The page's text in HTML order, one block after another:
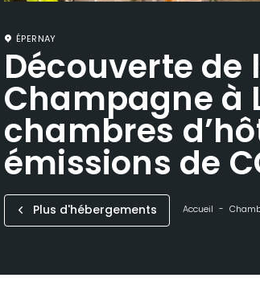
ÉPERNAY
Découverte de
Champagne à
chambres
émissions de
Plus d'hébergements Accueil